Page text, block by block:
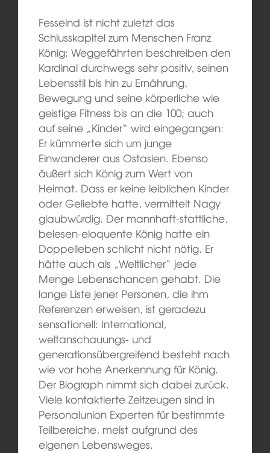
Fesselnd ist nicht zuletzt das
Schlusskapitel zum Menschen Franz
König: Weggefährten beschreiben den
Kardinal durchwegs sehr positiv, seinen
Lebensstil bis hin zu Ernährung,
Bewegung und seine körperliche wie
geistige Fitness bis an die 100; auch
auf seine „Kinder“ wird eingegangen:
Er kümmerte sich um junge
Einwanderer aus Ostasien. Ebenso
äußert sich König zum Wert von
Heimat. Dass er keine leiblichen Kinder
oder Geliebte hatte, vermittelt Nagy
glaubwürdig. Der mannhaft-stattliche,
belesen-eloquente König hatte ein
Doppelleben schlicht nicht nötig. Er
hätte auch als „Weltlicher“ jede
Menge Lebenschancen gehabt. Die
lange Liste jener Personen, die ihm
Referenzen erweisen, ist geradezu
sensationell: International,
weltanschauungs- und
generationsübergreifend besteht nach
wie vor hohe Anerkennung für König.
Der Biograph nimmt sich dabei zurück.
Viele kontaktierte Zeitzeugen sind in
Personalunion Experten für bestimmte
Teilbereiche, meist aufgrund des
eigenen Lebensweges.